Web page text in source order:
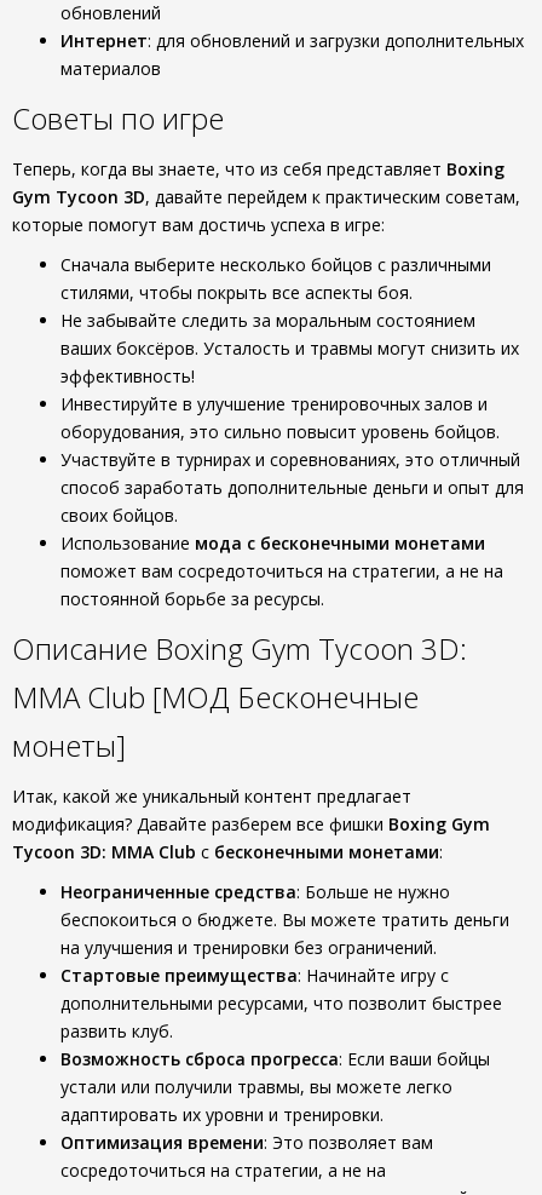
обновлений
Интернет: для обновлений и загрузки дополнительных
материалов
Советы по игре
Теперь, когда вы знаете, что из себя представляет Boxing
Gym Tycoon 3D, давайте перейдем к практическим советам,
которые помогут вам достичь успеха в игре:
Сначала выберите несколько бойцов с различными
стилями, чтобы покрыть все аспекты боя.
Не забывайте следить за моральным состоянием
ваших боксёров. Усталость и травмы могут снизить их
эффективность!
Инвестируйте в улучшение тренировочных залов и
оборудования, это сильно повысит уровень бойцов.
Участвуйте в турнирах и соревнованиях, это отличный
способ заработать дополнительные деньги и опыт для
своих бойцов.
Использование мода с бесконечными монетами
поможет вам сосредоточиться на стратегии, а не на
постоянной борьбе за ресурсы.
Описание Boxing Gym Tycoon 3D:
MMA Club [МОД Бесконечные
монеты]
Итак, какой же уникальный контент предлагает
модификация? Давайте разберем все фишки Boxing Gym
Tycoon 3D: MMA Club с бесконечными монетами:
Неограниченные средства: Больше не нужно
беспокоиться о бюджете. Вы можете тратить деньги
на улучшения и тренировки без ограничений.
Стартовые преимущества: Начинайте игру с
дополнительными ресурсами, что позволит быстрее
развить клуб.
Возможность сброса прогресса: Если ваши бойцы
устали или получили травмы, вы можете легко
адаптировать их уровни и тренировки.
Оптимизация времени: Это позволяет вам
сосредоточиться на стратегии, а не на